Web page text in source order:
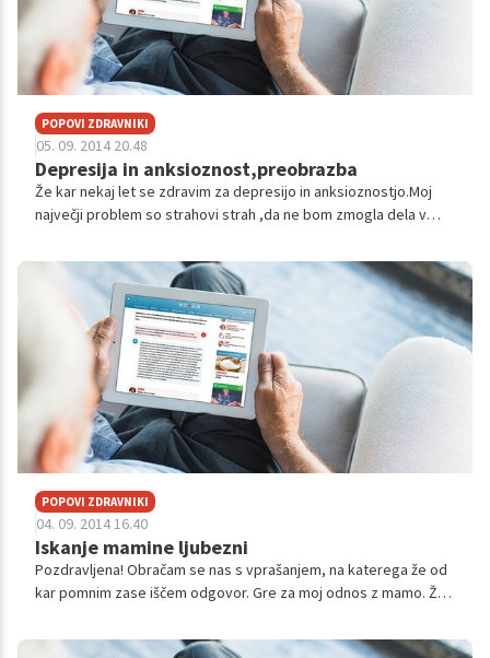
POPOVI ZDRAVNIKI
05. 09. 2014 20.48
Depresija in anksioznost,preobrazba
Že kar nekaj let se zdravim za depresijo in anksioznostjo.Moj
največji problem so strahovi strah ,da ne bom zmogla dela v
sin ne bo nare...
POPOVI ZDRAVNIKI
04. 09. 2014 16.40
Iskanje mamine ljubezni
Pozdravljena! Obračam se nas s vprašanjem, na katerega že od
kar pomnim zase iščem odgovor. Gre za moj odnos z mamo. Že
večkrat sem si azž...